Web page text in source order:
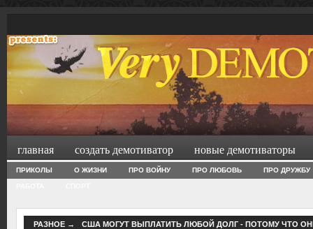
главная создать демотиватор новые демотиваторы
ПРИКОЛЫ О ЖИЗНИ ПРО ВОЙНУ ПРО ЛЮБОВЬ ПРО ДРУЖБУ
РАЗНОЕ→
США МОГУТ ВЫПЛАТИТЬ ЛЮБОЙ ДОЛГ - ПОТОМУ ЧТО